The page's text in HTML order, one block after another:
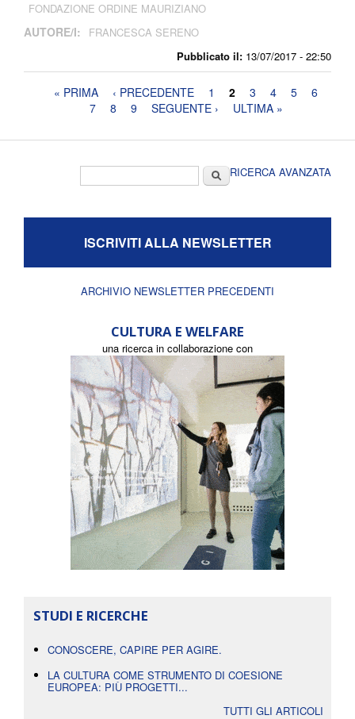
Pubblicato il: 13/07/2017 - 22:50
FONDAZIONE ORDINE MAURIZIANO
AUTORE/I: FRANCESCA SERENO
Pagine« PRIMA ‹ PRECEDENTE 1 2 3 4 5
6
7
8 9 SEGUENTE › ULTIMA »
CercaRICERCA AVANZATA
ISCRIVITI ALLA NEWSLETTER
ARCHIVIO NEWSLETTER PRECEDENTI
CULTURA E WELFARE
una ricerca in collaborazione con
STUDI E RICERCHE
CONOSCERE, CAPIRE PER AGIRE.
LA CULTURA COME STRUMENTO DI COESIONE
EUROPEA: PIÙ PROGETTI...
TUTTI GLI ARTICOLI